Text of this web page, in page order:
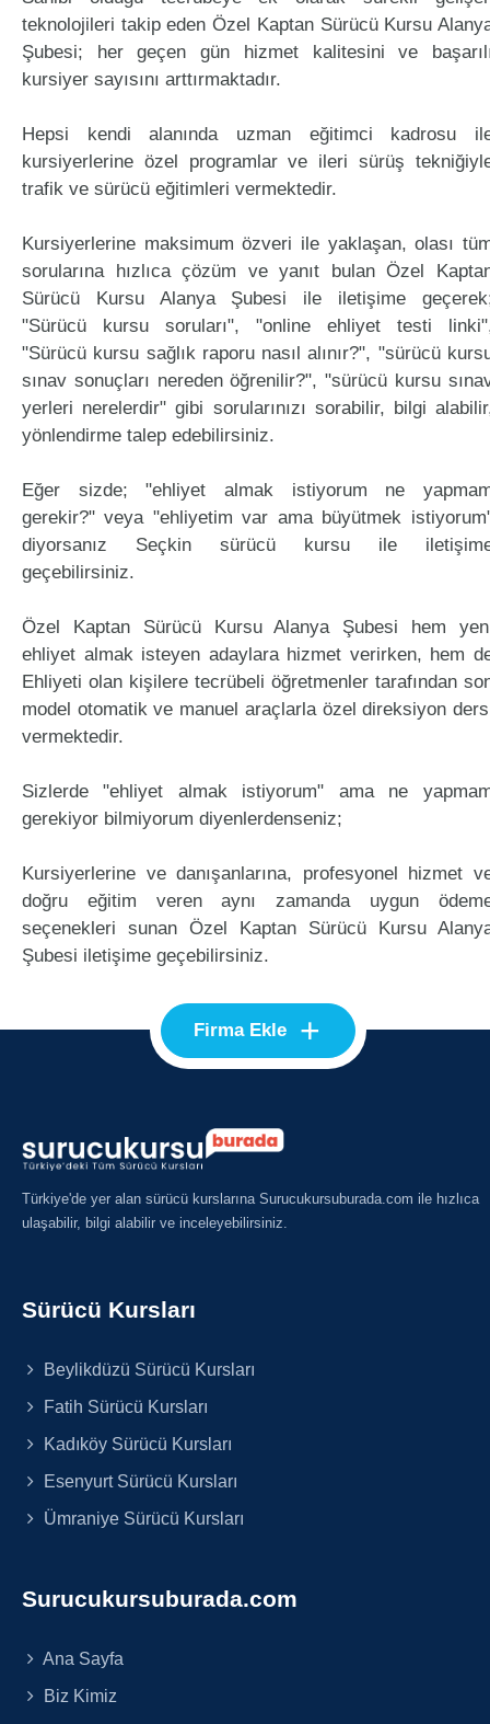
teknolojileri takip eden Özel Kaptan Sürücü Kursu
Şubesi; her geçen gün hizmet kalitesini ve
kursiyer sayısını arttırmaktadır.
Hepsi kendi alanında uzman eğitimci kadrosu
kursiyerlerine özel programlar ve ileri sürüş
trafik ve sürücü eğitimleri vermektedir.
Kursiyerlerine maksimum özveri ile yaklaşan, olası
sorularına hızlıca çözüm ve yanıt bulan Özel
Sürücü Kursu Alanya Şubesi ile iletişime
"Sürücü kursu soruları", "online ehliyet testi
"Sürücü kursu sağlık raporu nasıl alınır?", "sürücü
sınav sonuçları nereden öğrenilir?", "sürücü kursu
yerleri nerelerdir" gibi sorularınızı sorabilir, bilgi
yönlendirme talep edebilirsiniz.
Eğer sizde; "ehliyet almak istiyorum ne
gerekir?" veya "ehliyetim var ama büyütmek
diyorsanız Seçkin sürücü kursu ile
geçebilirsiniz.
Özel Kaptan Sürücü Kursu Alanya Şubesi hem
ehliyet almak isteyen adaylara hizmet verirken, hem
Ehliyeti olan kişilere tecrübeli öğretmenler tarafından
model otomatik ve manuel araçlarla özel direksiyon
vermektedir.
Sizlerde "ehliyet almak istiyorum" ama ne
gerekiyor bilmiyorum diyenlerdenseniz;
Kursiyerlerine ve danışanlarına, profesyonel hizmet
doğru eğitim veren aynı zamanda uygun
seçenekleri sunan Özel Kaptan Sürücü Kursu
Şubesi iletişime geçebilirsiniz.
Firma Ekle +
Türkiye'de yer alan sürücü kurslarına Surucukursuburada.com ile hızlıca
ulaşabilir, bilgi alabilir ve inceleyebilirsiniz.
Sürücü Kursları
Beylikdüzü Sürücü Kursları
Fatih Sürücü Kursları
Kadıköy Sürücü Kursları
Esenyurt Sürücü Kursları
Ümraniye Sürücü Kursları
Surucukursuburada.com
Ana Sayfa
Biz Kimiz